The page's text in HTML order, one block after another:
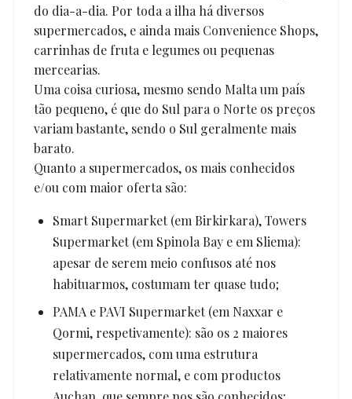
do dia-a-dia. Por toda a ilha há diversos
supermercados, e ainda mais Convenience Shops,
carrinhas de fruta e legumes ou pequenas
mercearias.
Uma coisa curiosa, mesmo sendo Malta um país
tão pequeno, é que do Sul para o Norte os preços
variam bastante, sendo o Sul geralmente mais
barato.
Quanto a supermercados, os mais conhecidos
e/ou com maior oferta são:
Smart Supermarket (em Birkirkara), Towers
Supermarket (em Spinola Bay e em Sliema):
apesar de serem meio confusos até nos
habituarmos, costumam ter quase tudo;
PAMA e PAVI Supermarket (em Naxxar e
Qormi, respetivamente): são os 2 maiores
supermercados, com uma estrutura
relativamente normal, e com productos